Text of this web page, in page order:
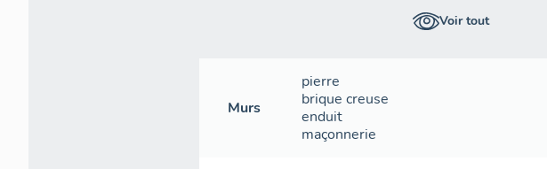
sont également
Voir tout
Murs
pierre
brique creuse
enduit
maçonnerie